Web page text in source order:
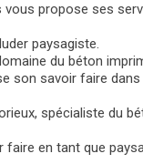
vous propose ses
paysagiste.
du béton
son savoir faire dans
spécialiste du
en tant que